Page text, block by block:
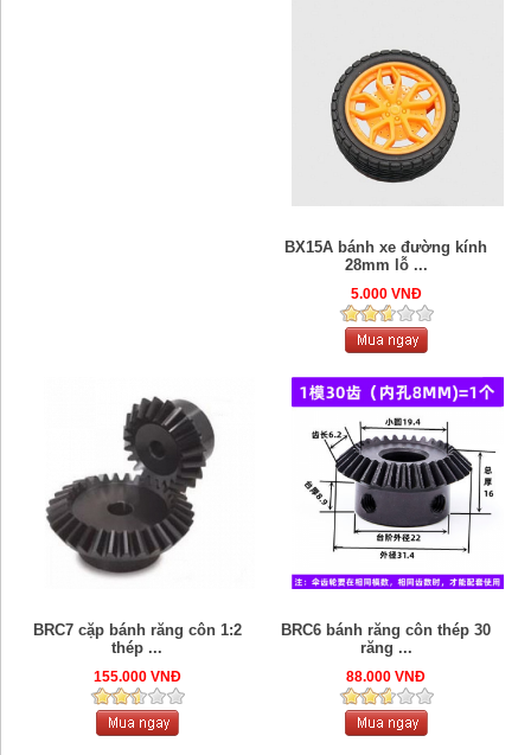
BX15A bánh xe đường kính
28mm lỗ ...
5.000 VNĐ
BRC7 cặp bánh răng côn 1:2
thép ...
155.000 VNĐ
BRC6 bánh răng côn thép 30
răng ...
88.000 VNĐ